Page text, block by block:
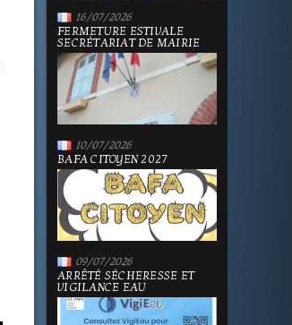
16/07/2026
FERMETURE ESTIVALE
SECRÉTARIAT DE MAIRIE
10/07/2026
BAFA CITOYEN 2027
09/07/2026
ARRÊTÉ SÉCHERESSE ET
VIGILANCE EAU